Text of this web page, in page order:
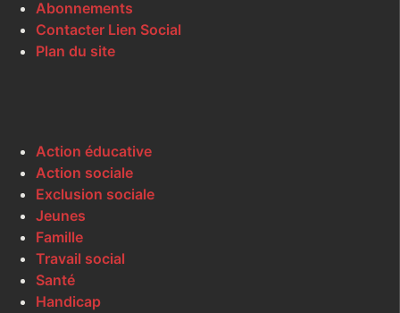
Abonnements
Contacter Lien Social
Plan du site
Action éducative
Action sociale
Exclusion sociale
Jeunes
Famille
Travail social
Santé
Handicap